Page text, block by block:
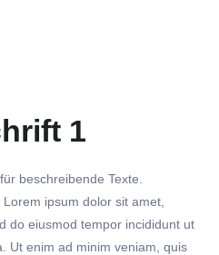
1
beschreibende Texte.
. Lorem ipsum dolor sit amet,
do eiusmod tempor incididunt ut
Ut enim ad minim veniam, quis